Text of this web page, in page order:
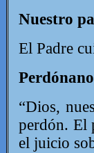
Nuestro
El Padre
“Dios,
perdón. El
el juicio